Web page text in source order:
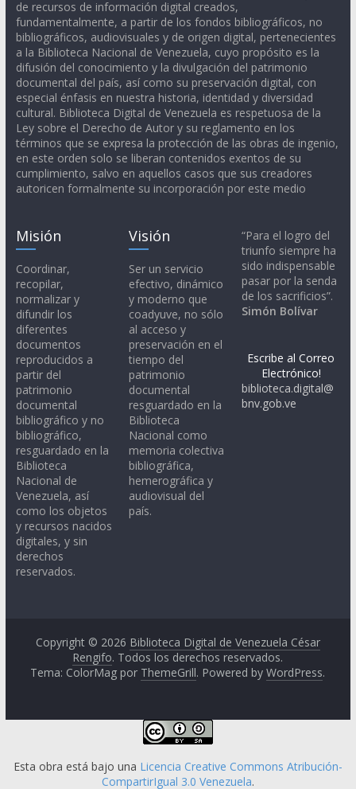
de recursos de información digital creados,
fundamentalmente, a partir de los fondos bibliográficos, no
bibliográficos, audiovisuales y de origen digital, pertenecientes
a la Biblioteca Nacional de Venezuela, cuyo propósito es la
difusión del conocimiento y la divulgación del patrimonio
documental del país, así como su preservación digital, con
especial énfasis en nuestra historia, identidad y diversidad
cultural. Biblioteca Digital de Venezuela es respetuosa de la
Ley sobre el Derecho de Autor y su reglamento en los
términos que se expresa la protección de las obras de ingenio,
en este orden solo se liberan contenidos exentos de su
cumplimiento, salvo en aquellos casos que sus creadores
autoricen formalmente su incorporación por este medio
Misión
Coordinar,
recopilar,
normalizar y
difundir los
diferentes
documentos
reproducidos a
partir del
patrimonio
documental
bibliográfico y no
bibliográfico,
resguardado en la
Biblioteca
Nacional de
Venezuela, así
como los objetos
y recursos nacidos
digitales, y sin
derechos
reservados.
Visión
Ser un servicio
efectivo, dinámico
y moderno que
coadyuve, no sólo
al acceso y
preservación en el
tiempo del
patrimonio
documental
resguardado en la
Biblioteca
Nacional como
memoria colectiva
bibliográfica,
hemerográfica y
audiovisual del
país.
“Para el logro del
triunfo siempre ha
sido indispensable
pasar por la senda
de los sacrificios”.
Simón Bolívar
Escribe al Correo
Electrónico!
biblioteca.digital@
bnv.gob.ve
Copyright © 2026 Biblioteca Digital de Venezuela César
Rengifo. Todos los derechos reservados.
Tema: ColorMag por ThemeGrill. Powered byWordPress.
Esta obra está bajo una Licencia Creative Commons Atribución-
CompartirIgual 3.0 Venezuela.